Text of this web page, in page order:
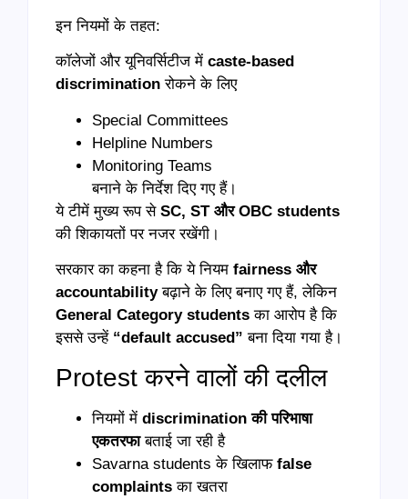
इन नियमों के तहत:
कॉलेजों और यूनिवर्सिटीज में caste-based
discrimination रोकने के लिए
Special Committees
Helpline Numbers
Monitoring Teams
बनाने के निर्देश दिए गए हैं।
ये टीमें मुख्य रूप से SC, ST और OBC students
की शिकायतों पर नजर रखेंगी।
सरकार का कहना है कि ये नियम fairness और
accountabilityबढ़ाने के लिए बनाए गए हैं, लेकिन
General Category students का आरोप है कि
इससे उन्हें “default accused” बना दिया गया है।
Protest करने वालों की दलील
नियमों में discrimination की परिभाषा
एकतरफाबताई जा रही है
Savarna students के खिलाफ false
complaints का खतरा